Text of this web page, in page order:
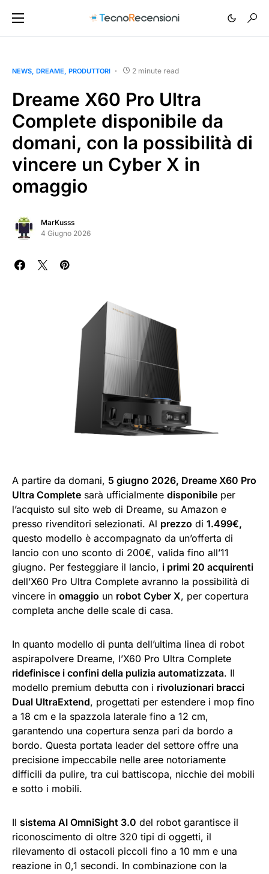
NEWS DREAME PRODUTTORI 2 minute read
Dreame X60 Pro Ultra
Complete disponibile da
domani, con la possibilità di
vincere un Cyber X in
omaggio
MarKusss
4 Giugno 2026
A partire da domani, 5 giugno 2026, Dreame X60 Pro
Ultra Complete sarà ufficialmente disponibile per
l’acquisto sul sito web di Dreame, su Amazon e
presso rivenditori selezionati. Al prezzo di 1.499€,
questo modello è accompagnato da un’offerta di
lancio con uno sconto di 200€, valida fino all’11
giugno. Per festeggiare il lancio, i primi 20 acquirenti
dell’X60 Pro Ultra Complete avranno la possibilità di
vincere in omaggio un robot Cyber X, per copertura
completa anche delle scale di casa.
In quanto modello di punta dell’ultima linea di robot
aspirapolvere Dreame, l’X60 Pro Ultra Complete
ridefinisce i confini della pulizia automatizzata. Il
modello premium debutta con i rivoluzionari bracci
Dual UltraExtend, progettati per estendere i mop fino
a 18 cm e la spazzola laterale fino a 12 cm,
garantendo una copertura senza pari da bordo a
bordo. Questa portata leader del settore offre una
precisione impeccabile nelle aree notoriamente
difficili da pulire, tra cui battiscopa, nicchie dei mobili
e sotto i mobili.
Il sistema AI OmniSight 3.0 del robot garantisce il
riconoscimento di oltre 320 tipi di oggetti, il
rilevamento di ostacoli piccoli fino a 10 mm e una
reazione in 0,1 secondi. In combinazione con la